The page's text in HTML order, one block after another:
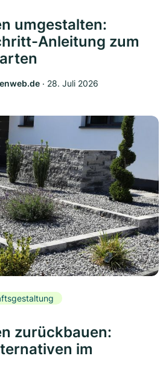
umgestalten:
Anleitung zum
‧ 28. Juli 2026
zurückbauen:
im